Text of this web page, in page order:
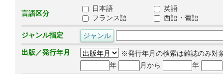
言語区分
日本語
英語
フランス語
西語・葡語
ジャンル指定
出版／発行年月
※発行年月の検索は雑誌のみ対
年
月から 年